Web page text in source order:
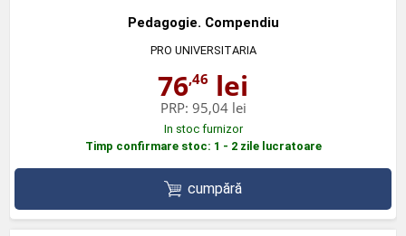
Pedagogie. Compendiu
PRO UNIVERSITARIA
76,46 lei
PRP: 95,04 lei
In stoc furnizor
Timp confirmare stoc: 1 - 2 zile lucratoare
cumpără